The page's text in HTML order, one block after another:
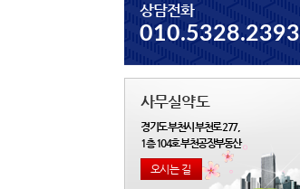
상담전화
010.5328.2393
사무실약도
경기도 부천시 부천로 277,
1층 104호 부천공장부동산
오시는 길